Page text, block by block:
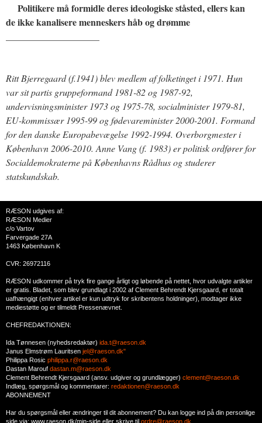
Politikere må formidle deres ideologiske ståsted, ellers kan
de ikke kanalisere menneskers håb og drømme
Ritt Bjerregaard (f.1941) blev medlem af folketinget i 1971. Hun
var sit partis gruppeformand 1981-82 og 1987-92,
undervisningsminister 1973 og 1975-78, socialminister 1979-81,
EU-kommissær 1995-99 og fødevareminister 2000-2001. Formand
for den danske Europabevægelse 1992-1994. Overborgmester i
København 2006-2010. Anne Vang (f. 1983) er politisk ordfører for
Socialdemokraterne på Københavns Rådhus og studerer
statskundskab.
RÆSON udgives af:
RÆSON Medier
c/o Vartov
Farvergade 27A
1463 København K
CVR: 26972116
RÆSON udkommer på tryk fire gange årligt og løbende på nettet, hvor udvalgte artikler
er gratis. Bladet, som blev grundlagt i 2002 af Clement Behrendt Kjersgaard, er totalt
uafhængigt (enhver artikel er kun udtryk for skribentens holdninger), modtager ikke
mediestøtte og er tilmeldt Pressenævnet.
CHEFREDAKTIONEN:
Ida Tønnesen (nyhedsredaktør) ida.t@raeson.dk
Janus Elmstrøm Lauritsen jel@raeson.dk"
Philippa Rosic philippa.r@raeson.dk
Dastan Marouf dastan.m@raeson.dk
Clement Behrendt Kjersgaard (ansv. udgiver og grundlægger) clement@raeson.dk
Indlæg, spørgsmål og kommentarer: redaktionen@raeson.dk
ABONNEMENT
Har du spørgsmål eller ændringer til dit abonnement? Du kan logge ind på din personlige
side via: www.raeson.dk/min-side eller skrive til ordre@raeson.dk